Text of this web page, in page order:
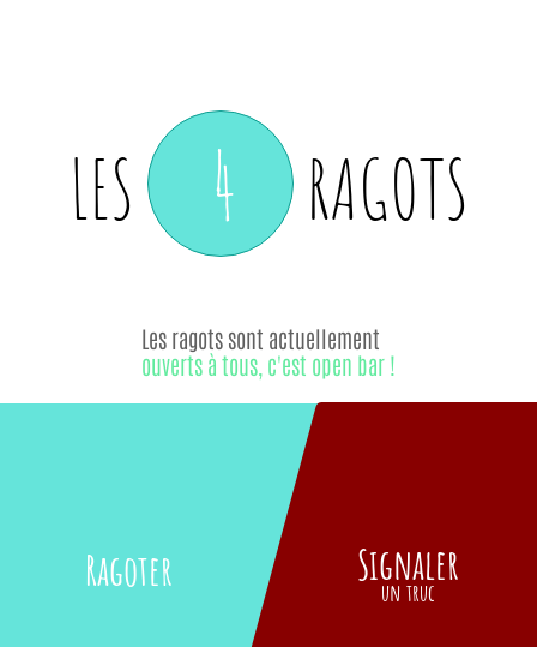
LES 4 RAGOTS
Ragoter
Les ragots sont actuellement
ouverts à tous, c'est open bar !
Signaler
un truc